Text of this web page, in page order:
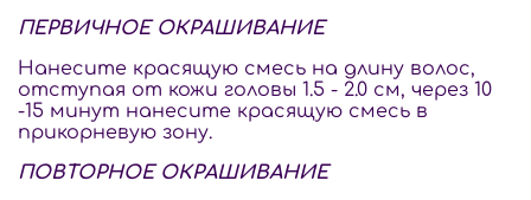
ПЕРВИЧНОЕ ОКРАШИВАНИЕ
Нанесите красящую смесь на длину волос,
отступая от кожи головы 1.5 - 2.0 см, через 10
-15 минут нанесите красящую смесь в
прикорневую зону.
ПОВТОРНОЕ ОКРАШИВАНИЕ